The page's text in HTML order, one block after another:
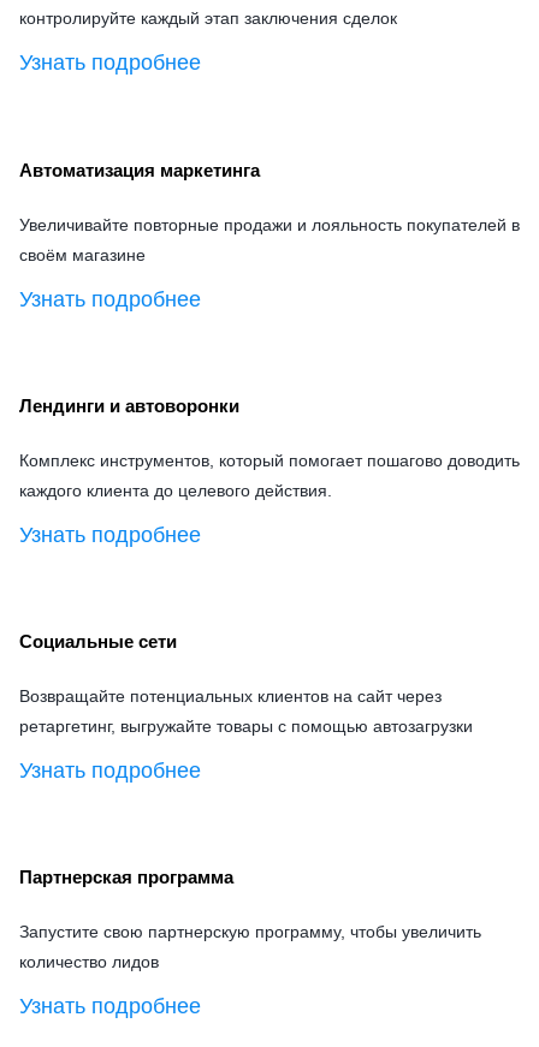
контролируйте каждый этап заключения сделок
Узнать подробнее
Автоматизация маркетинга
Увеличивайте повторные продажи и лояльность покупателей в
своём магазине
Узнать подробнее
Лендинги и автоворонки
Комплекс инструментов, который помогает пошагово доводить
каждого клиента до целевого действия.
Узнать подробнее
Социальные сети
Возвращайте потенциальных клиентов на сайт через
ретаргетинг, выгружайте товары с помощью автозагрузки
Узнать подробнее
Партнерская программа
Запустите свою партнерскую программу, чтобы увеличить
количество лидов
Узнать подробнее